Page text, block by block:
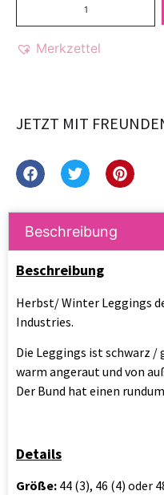
Merkzettel
JETZT MIT
Beschreibung
Beschreibung
Herbst/ Winter Leggings
Industries.
Die Leggings ist schwarz
warm angeraut und von
Der Bund hat einen
Details
Größe: 44 (3), 46 (4) oder